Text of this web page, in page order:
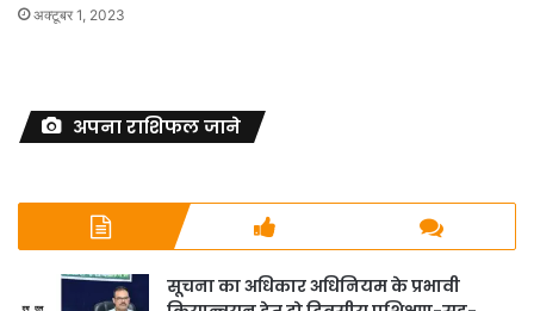
अक्टूबर 1, 2023
अपना राशिफल जाने
सूचना का अधिकार अधिनियम के प्रभावी